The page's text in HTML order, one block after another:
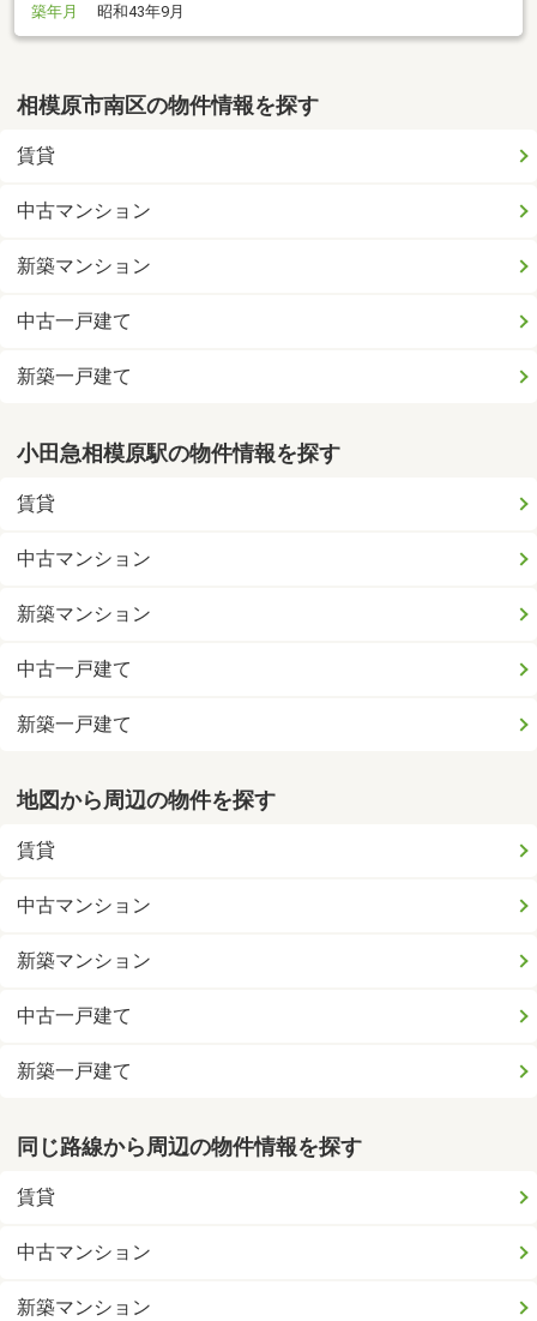
築年月
昭和43年9月
相模原市南区の物件情報を探す
賃貸
中古マンション
新築マンション
中古一戸建て
新築一戸建て
小田急相模原駅の物件情報を探す
賃貸
中古マンション
新築マンション
中古一戸建て
新築一戸建て
地図から周辺の物件を探す
賃貸
中古マンション
新築マンション
中古一戸建て
新築一戸建て
同じ路線から周辺の物件情報を探す
賃貸
中古マンション
新築マンション